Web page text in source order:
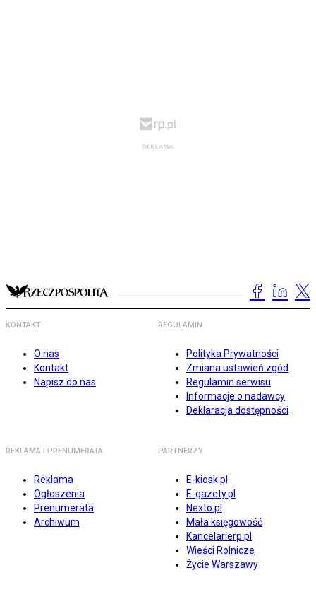
KONTAKT
O nas
Kontakt
Napisz do nas
REGULAMIN
Polityka Prywatności
Zmiana ustawień zgód
Regulamin serwisu
Informacje o nadawcy
Deklaracja dostępności
REKLAMA I PRENUMERATA
Reklama
Ogłoszenia
Prenumerata
Archiwum
PARTNERZY
E-kiosk.pl
E-gazety.pl
Nexto.pl
Mała księgowość
Kancelarierp.pl
Wieści Rolnicze
Życie Warszawy